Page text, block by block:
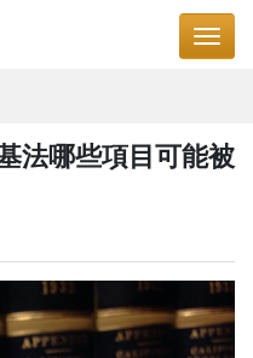
法哪些項目可能被